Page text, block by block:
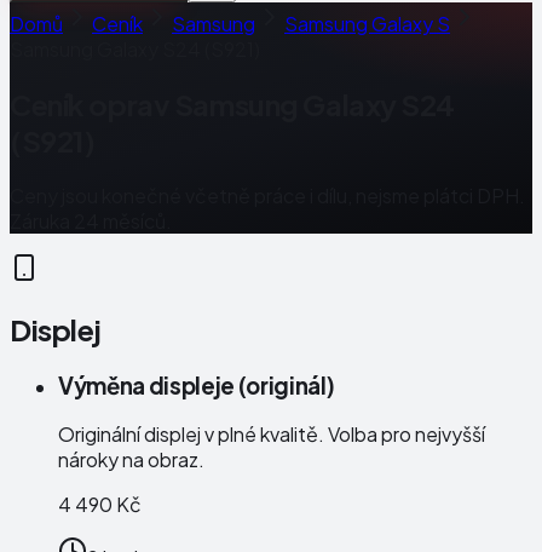
Domů Ceník Samsung
Samsung Galaxy S
Displej
Výměna displeje (originál)
Originální displej v plné kvalitě. Volba pro nejvyšší
nároky na obraz.
4 490 Kč